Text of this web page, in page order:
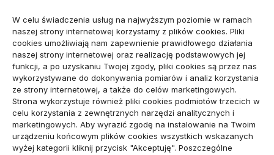
W celu świadczenia usług na najwyższym poziomie w ramach
naszej strony internetowej korzystamy z plików cookies. Pliki
cookies umożliwiają nam zapewnienie prawidłowego działania
naszej strony internetowej oraz realizację podstawowych jej
funkcji, a po uzyskaniu Twojej zgody, pliki cookies są przez nas
wykorzystywane do dokonywania pomiarów i analiz korzystania
ze strony internetowej, a także do celów marketingowych.
Strona wykorzystuje również pliki cookies podmiotów trzecich w
celu korzystania z zewnętrznych narzędzi analitycznych i
marketingowych. Aby wyrazić zgodę na instalowanie na Twoim
urządzeniu końcowym plików cookies wszystkich wskazanych
wyżej kategorii kliknij przycisk "Akceptuję". Poszczególne
Biznes, Finanse(78)
Budownictwo, Przemysł(64)
Dom, Ogród(79)
Edukacja, Rozrywka(34)
Inne (89)
Moda, Lifestyle(23)